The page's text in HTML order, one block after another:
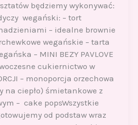
będziemy wykonywać:
wegański: – tort
– idealne brownie
wegańskie – tarta
– MINI BEZY PAVLOVE
cukiernictwo w
– monoporcja orzechowa
na ciepło) śmietankowe z
– cake popsWszystkie
od podstaw wraz